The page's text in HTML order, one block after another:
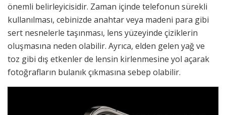
önemli belirleyicisidir. Zaman içinde telefonun sürekli
kullanılması, cebinizde anahtar veya madeni para gibi
sert nesnelerle taşınması, lens yüzeyinde çiziklerin
oluşmasına neden olabilir. Ayrıca, elden gelen yağ ve
toz gibi dış etkenler de lensin kirlenmesine yol açarak
fotoğrafların bulanık çıkmasına sebep olabilir.